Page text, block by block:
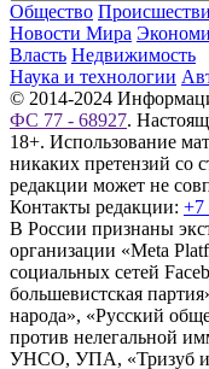
Общество
Новости Мира
Власть Недвижимость
Наука и технологии
© 2014-2024
ФС 77 - 68927.
18+. Использование
никаких претензий
редакции может не
Контакты редакции: +7
В России признаны
организации «Meta
социальных сетей
большевистская
народа», «Русский
против нелегальной
УНСО, УПА, «Тризуб